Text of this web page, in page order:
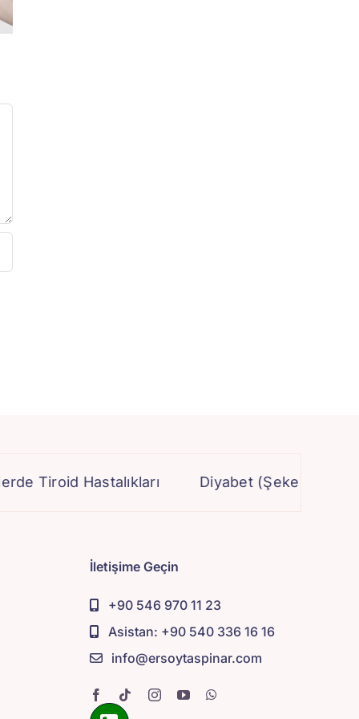
Hastalıkları Diyabet (Şeker) Ameliyatı
İletişime Geçin
+90 546 970 11 23
Asistan: +90 540 336 16 16
info@ersoytaspinar.com